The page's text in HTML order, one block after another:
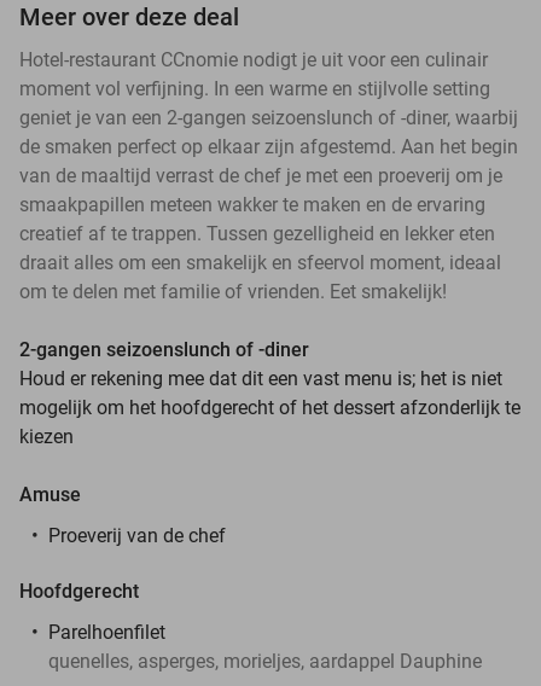
Meer over deze deal
Hotel-restaurant CCnomie nodigt je uit voor een culinair
moment vol verfijning. In een warme en stijlvolle setting
geniet je van een 2-gangen seizoenslunch of -diner, waarbij
de smaken perfect op elkaar zijn afgestemd. Aan het begin
van de maaltijd verrast de chef je met een proeverij om je
smaakpapillen meteen wakker te maken en de ervaring
creatief af te trappen. Tussen gezelligheid en lekker eten
draait alles om een smakelijk en sfeervol moment, ideaal
om te delen met familie of vrienden. Eet smakelijk!
2-gangen seizoenslunch of -diner
Houd er rekening mee dat dit een vast menu is; het is niet
mogelijk om het hoofdgerecht of het dessert afzonderlijk te
kiezen
Amuse
Proeverij van de chef
Hoofdgerecht
Parelhoenfilet
quenelles, asperges, morieljes, aardappel Dauphine